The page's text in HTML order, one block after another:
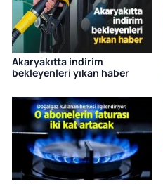
Akaryakıtta indirim
bekleyenleri yıkan haber